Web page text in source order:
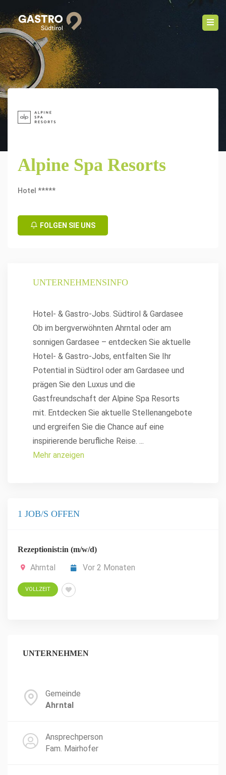
Alpine Spa Resorts
Hotel *****
FOLGEN SIE UNS
UNTERNEHMENSINFO
Hotel- & Gastro-Jobs. Südtirol & Gardasee
Ob im bergverwöhnten Ahrntal oder am
sonnigen Gardasee – entdecken Sie aktuelle
Hotel- & Gastro-Jobs, entfalten Sie Ihr
Potential in Südtirol oder am Gardasee und
prägen Sie den Luxus und die
Gastfreundschaft der Alpine Spa Resorts
mit. Entdecken Sie aktuelle Stellenangebote
und ergreifen Sie die Chance auf eine
inspirierende berufliche Reise. ...
Mehr anzeigen
1 JOB/S OFFEN
Rezeptionist:in (m/w/d)
Ahrntal Vor 2 Monaten
VOLLZEIT
UNTERNEHMEN
Gemeinde
Ahrntal
Ansprechperson
Fam. Mairhofer